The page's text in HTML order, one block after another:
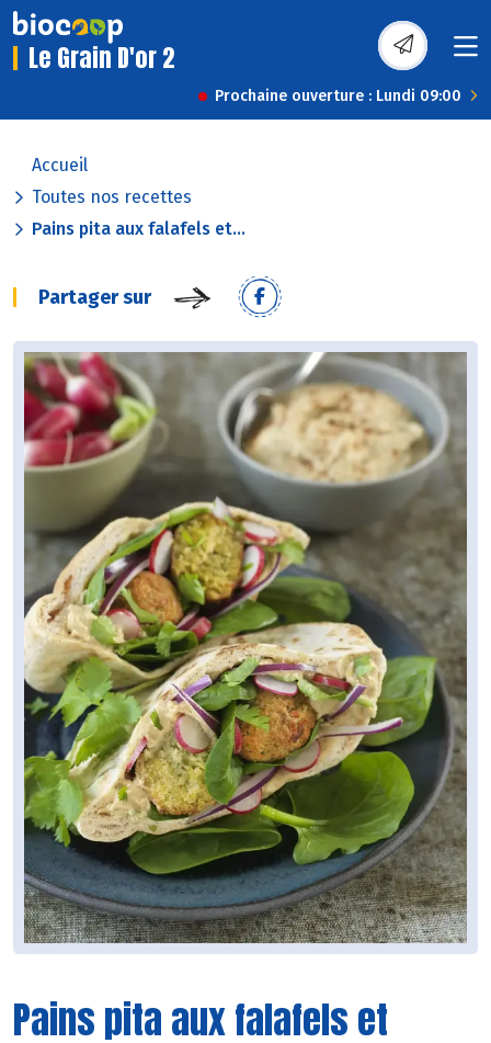
Le Grain D'or 2
Prochaine ouverture : Lundi 09:00
Accueil
Toutes nos recettes
Pains pita aux falafels et...
Partager sur
Pains pita aux falafels et